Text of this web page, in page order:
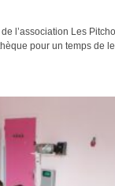
l’association Les
pour un temps de